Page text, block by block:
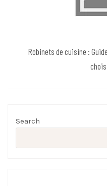
Robinets de cuisine :
Search